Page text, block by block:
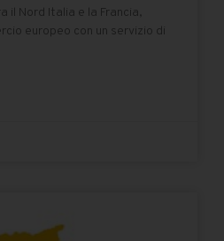
Nord Italia e la Francia,
europeo con un servizio di